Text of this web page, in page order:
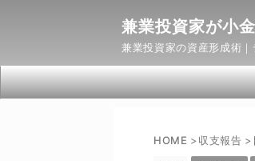
兼業投資家が小
兼業投資家の資産形成術
HOME >収支報告 >